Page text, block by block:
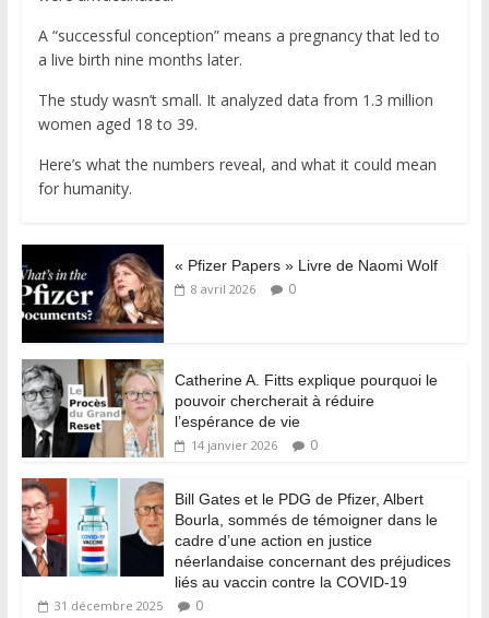
A “successful conception” means a pregnancy that led to
a live birth nine months later.
The study wasn’t small. It analyzed data from 1.3 million
women aged 18 to 39.
Here’s what the numbers reveal, and what it could mean
for humanity.
« Pfizer Papers » Livre de Naomi Wolf
8 avril 2026 0
Catherine A. Fitts explique pourquoi le
pouvoir chercherait à réduire
l’espérance de vie
14 janvier 2026 0
Bill Gates et le PDG de Pfizer, Albert
Bourla, sommés de témoigner dans le
cadre d’une action en justice
néerlandaise concernant des préjudices
liés au vaccin contre la COVID-19
31 décembre 2025 0